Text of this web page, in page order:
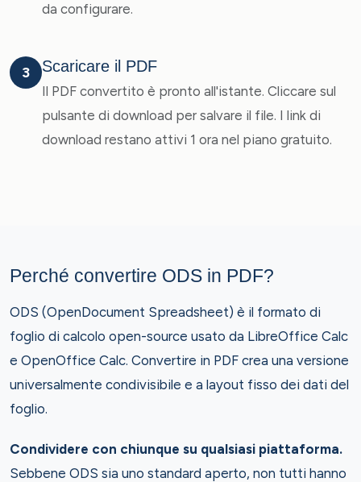
da configurare.
3 Scaricare il PDF
Il PDF convertito è pronto all'istante. Cliccare sul
pulsante di download per salvare il file. I link di
download restano attivi 1 ora nel piano gratuito.
Perché convertire ODS in PDF?
ODS (OpenDocument Spreadsheet) è il formato di
foglio di calcolo open-source usato da LibreOffice Calc
e OpenOffice Calc. Convertire in PDF crea una versione
universalmente condivisibile e a layout fisso dei dati del
foglio.
Condividere con chiunque su qualsiasi piattaforma.
Sebbene ODS sia uno standard aperto, non tutti hanno